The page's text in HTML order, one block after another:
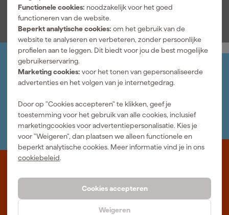
Functionele cookies: noodzakelijk voor het goed
functioneren van de website.
Beperkt analytische cookies: om het gebruik van de
website te analyseren en verbeteren, zonder persoonlijke
profielen aan te leggen. Dit biedt voor jou de best mogelijke
gebruikerservaring.
Marketing cookies: voor het tonen van gepersonaliseerde
advertenties en het volgen van je internetgedrag.
Door op "Cookies accepteren" te klikken, geef je
toestemming voor het gebruik van alle cookies, inclusief
marketingcookies voor advertentiepersonalisatie. Kies je
voor "Weigeren", dan plaatsen we alleen functionele en
beperkt analytische cookies. Meer informatie vind je in ons
cookiebeleid.
Cookies accepteren
Weigeren
Jouw account
Log-in en beheer je bestellingen en gegevens
Inschrijven wekelijkse nieuwsbrief
Wij helpen je graag
Neem contact op met één van onze specialisten.
Professioneel gereedschap met advies op maat: wij zijn dé online
specialist, wat je project ook is. Fixami is Beter Maken.